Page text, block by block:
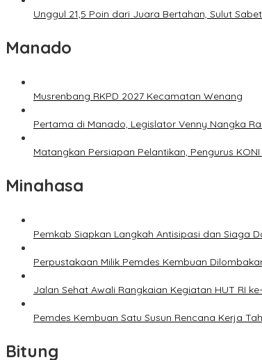
Unggul 21,5 Poin dari Juara Bertahan, Sulut
Manado
Musrenbang RKPD 2027 Kecamatan Wenang
Pertama di Manado, Legislator Venny Nangka
Matangkan Persiapan Pelantikan, Pengurus
Minahasa
Pemkab Siapkan Langkah Antisipasi dan Siaga
Perpustakaan Milik Pemdes Kembuan
Jalan Sehat Awali Rangkaian Kegiatan HUT RI
Pemdes Kembuan Satu Susun Rencana Kerja
Bitung